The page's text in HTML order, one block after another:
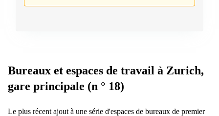
Route
Pièce
1
Rolle
10 Zürich
Bureaux et espaces de travail à Zurich,
gare principale (n ° 18)
Le plus récent ajout à une série d'espaces de bureaux de premier